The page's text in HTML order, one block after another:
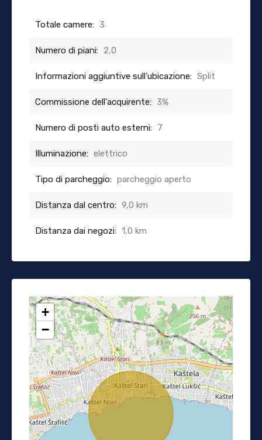
Totale camere: 3
Numero di piani: 2,0
Informazioni aggiuntive sull'ubicazione: Split
Commissione dell'acquirente: 3%
Numero di posti auto esterni: 7
Illuminazione: elettrico
Tipo di parcheggio: parcheggio aperto
Distanza dal centro: 9,0 km
Distanza dai negozi: 1,0 km
+
−